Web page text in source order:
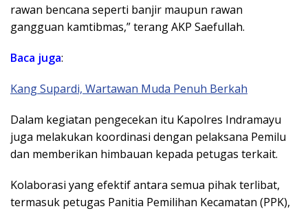
rawan bencana seperti banjir maupun rawan
gangguan kamtibmas,” terang AKP Saefullah.
Baca juga:
Kang Supardi, Wartawan Muda Penuh Berkah
Dalam kegiatan pengecekan itu Kapolres Indramayu
juga melakukan koordinasi dengan pelaksana Pemilu
dan memberikan himbauan kepada petugas terkait.
Kolaborasi yang efektif antara semua pihak terlibat,
termasuk petugas Panitia Pemilihan Kecamatan (PPK),